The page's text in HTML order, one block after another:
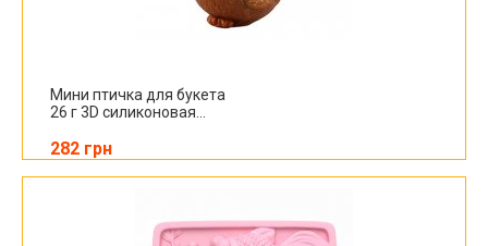
Мини птичка для букета
26 г 3D силиконовая...
282 грн